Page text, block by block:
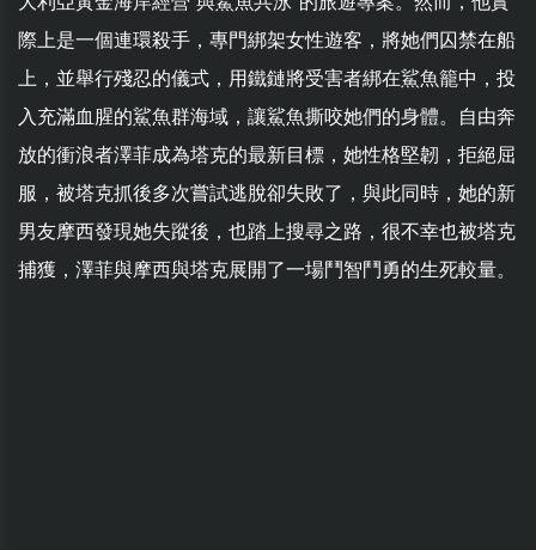
際上是一個連環殺手，專門綁架女性遊客，將她們囚禁在船
上，並舉行殘忍的儀式，用鐵鏈將受害者綁在鯊魚籠中，投
入充滿血腥的鯊魚群海域，讓鯊魚撕咬她們的身體。自由奔
放的衝浪者澤菲成為塔克的最新目標，她性格堅韌，拒絕屈
服，被塔克抓後多次嘗試逃脫卻失敗了，與此同時，她的新
男友摩西發現她失蹤後，也踏上搜尋之路，很不幸也被塔克
捕獲，澤菲與摩西與塔克展開了一場鬥智鬥勇的生死較量。